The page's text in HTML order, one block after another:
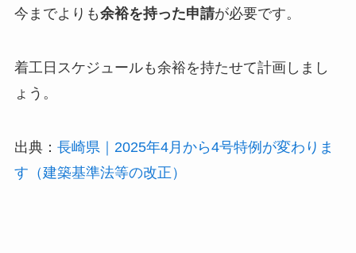
今までよりも余裕を持った申請が必要です。
着工日スケジュールも余裕を持たせて計画しまし
ょう。
出典： 長崎県｜2025年4月から4号特例が変わりま
す（建築基準法等の改正）